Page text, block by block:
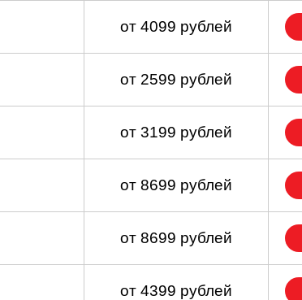
от 4099 рублей
от 2599 рублей
от 3199 рублей
от 8699 рублей
от 8699 рублей
от 4399 рублей